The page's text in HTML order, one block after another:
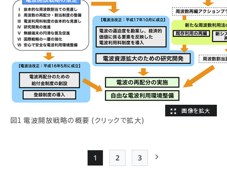
図1 電波開放戦略の概要 (クリックで拡大)
Page
1
Page
2
Page
3